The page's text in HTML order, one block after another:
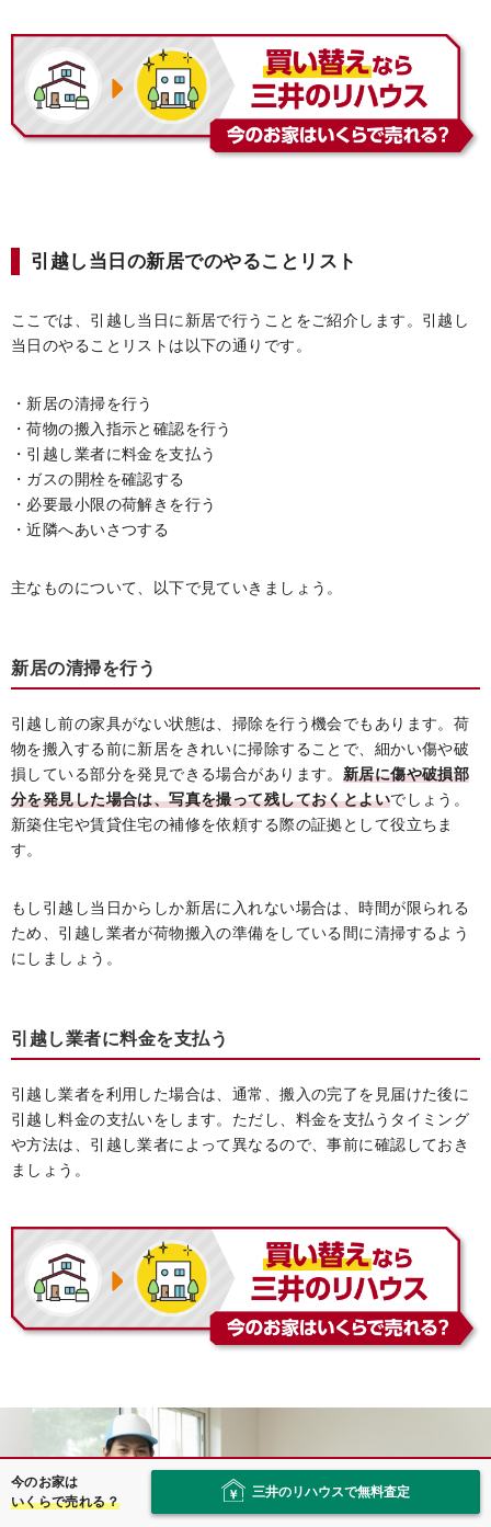
引越し当日の新居でのやることリスト
ここでは、引越し当日に新居で行うことをご紹介します。引越し
当日のやることリストは以下の通りです。
・新居の清掃を行う
・荷物の搬入指示と確認を行う
・引越し業者に料金を支払う
・ガスの開栓を確認する
・必要最小限の荷解きを行う
・近隣へあいさつする
主なものについて、以下で見ていきましょう。
新居の清掃を行う
引越し前の家具がない状態は、掃除を行う機会でもあります。荷
物を搬入する前に新居をきれいに掃除することで、細かい傷や破
損している部分を発見できる場合があります。 新居に傷や破損部
分を発見した場合は、写真を撮って残しておくとよいでしょう。
新築住宅や賃貸住宅の補修を依頼する際の証拠として役立ちま
す。
もし引越し当日からしか新居に入れない場合は、時間が限られる
ため、引越し業者が荷物搬入の準備をしている間に清掃するよう
にしましょう。
引越し業者に料金を支払う
引越し業者を利用した場合は、通常、搬入の完了を見届けた後に
引越し料金の支払いをします。ただし、料金を支払うタイミング
や方法は、引越し業者によって異なるので、事前に確認しておき
ましょう。
今のお家は
いくらで売れる？
三井のリハウスで無料査定